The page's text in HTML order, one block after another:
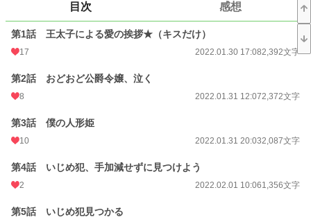
＊hotに載ることができました！ありがとうございます。読んでくださった読者
様のおかげです！お気に入り登録、本当にありがとうございます！
＊夢の中でですが、衆目の前で裸になり、公開自慰シーンがあります。そのうち
小説 19,649 位 / 228,704 件
恋愛
お気に入り 942
文字数 73,783
目次 感想
第1話 王太子による愛の挨拶★（キスだけ）
17 2022.01.30 17:082,392文字
第2話 おどおど公爵令嬢、泣く
8 2022.01.31 12:072,372文字
第3話 僕の人形姫
10 2022.01.31 20:032,087文字
第4話 いじめ犯、手加減せずに見つけよう
2 2022.02.01 10:061,356文字
第5話 いじめ犯見つかる